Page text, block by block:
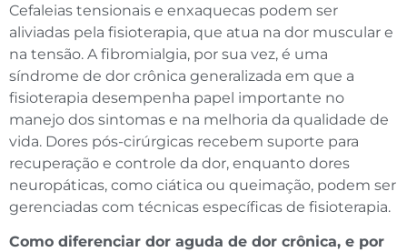
Cefaleias tensionais e enxaquecas podem ser
aliviadas pela fisioterapia, que atua na dor muscular e
na tensão. A fibromialgia, por sua vez, é uma
síndrome de dor crônica generalizada em que a
fisioterapia desempenha papel importante no
manejo dos sintomas e na melhoria da qualidade de
vida. Dores pós-cirúrgicas recebem suporte para
recuperação e controle da dor, enquanto dores
neuropáticas, como ciática ou queimação, podem ser
gerenciadas com técnicas específicas de fisioterapia.
Como diferenciar dor aguda de dor crônica, e por